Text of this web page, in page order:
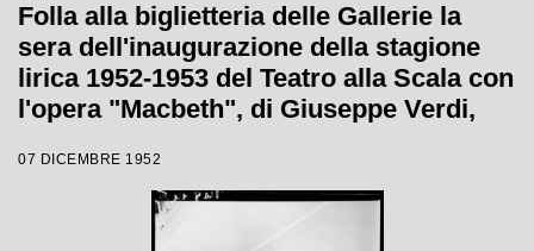
Folla alla biglietteria delle Gallerie la
sera dell'inaugurazione della stagione
lirica 1952-1953 del Teatro alla Scala con
l'opera "Macbeth", di Giuseppe Verdi,
di Carl Ebert
07 DICEMBRE 1952